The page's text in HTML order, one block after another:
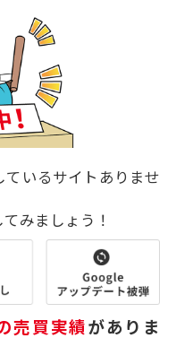
いるサイトありませ
みましょう！
売買実績がありま